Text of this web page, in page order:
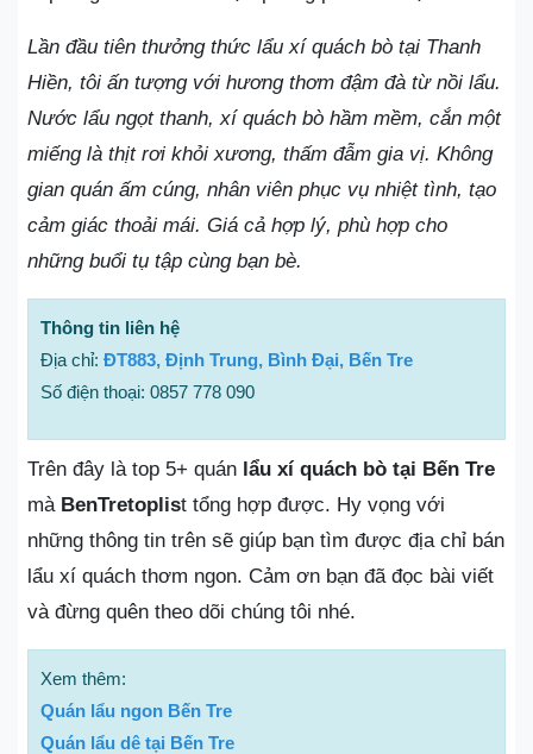
Lần đầu tiên thưởng thức lẩu xí quách bò tại Thanh
Hiền, tôi ấn tượng với hương thơm đậm đà từ nồi lẩu.
Nước lẩu ngọt thanh, xí quách bò hầm mềm, cắn một
miếng là thịt rơi khỏi xương, thấm đẫm gia vị. Không
gian quán ấm cúng, nhân viên phục vụ nhiệt tình, tạo
cảm giác thoải mái. Giá cả hợp lý, phù hợp cho
những buổi tụ tập cùng bạn bè.
Thông tin liên hệ
Địa chỉ: ĐT883, Định Trung, Bình Đại, Bến Tre
Số điện thoại: 0857 778 090
Trên đây là top 5+ quán lẩu xí quách bò tại Bến Tre
mà BenTretoplist tổng hợp được. Hy vọng với
những thông tin trên sẽ giúp bạn tìm được địa chỉ bán
lẩu xí quách thơm ngon. Cảm ơn bạn đã đọc bài viết
và đừng quên theo dõi chúng tôi nhé.
Xem thêm:
Quán lẩu ngon Bến Tre
Quán lẩu dê tại Bến Tre